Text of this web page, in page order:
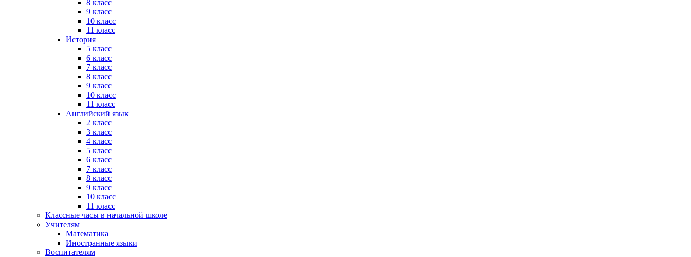
8 класс
9 класс
10 класс
11 класс
История
5 класс
6 класс
7 класс
8 класс
9 класс
10 класс
11 класс
Английский язык
2 класс
3 класс
4 класс
5 класс
6 класс
7 класс
8 класс
9 класс
10 класс
11 класс
Классные часы в начальной школе
Учителям
Математика
Иностранные языки
Воспитателям